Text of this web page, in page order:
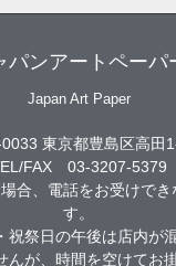
パンアートペーパ
Japan Art Paper
東京都豊島区高田
FAX 03-3207-5379
合、電話をお受けでき
す。
祝祭日の午後は店内が
んが、時間を空けてお